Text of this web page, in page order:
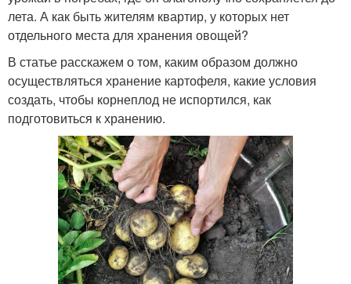
лета. А как быть жителям квартир, у которых нет
отдельного места для хранения овощей?
В статье расскажем о том, каким образом должно
осуществляться хранение картофеля, какие условия
создать, чтобы корнеплод не испортился, как
подготовиться к хранению.